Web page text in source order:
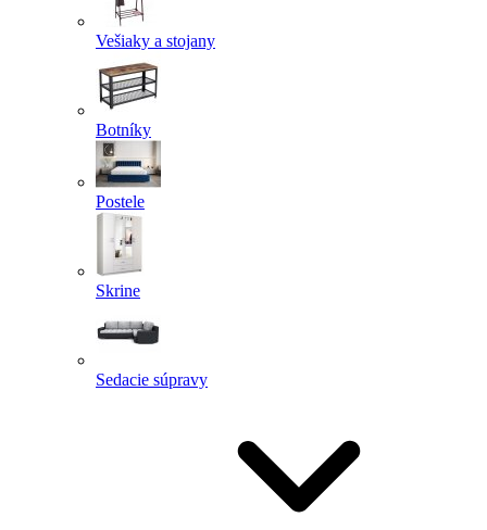
Vešiaky a stojany
Botníky
Postele
Skrine
Sedacie súpravy